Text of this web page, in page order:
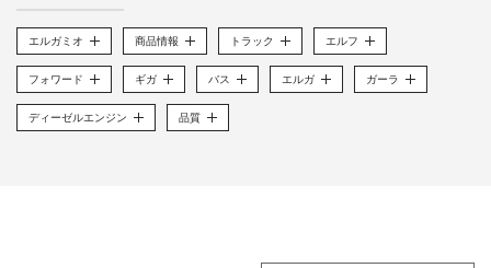
エルガミオ 商品情報 トラック エルフ
フォワード ギガ バス エルガ ガーラ
ディーゼルエンジン 品質